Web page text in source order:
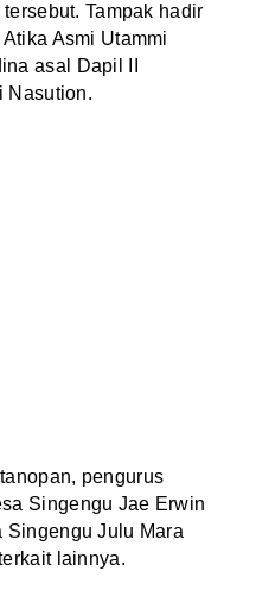
Tampak hadir
Asmi Utammi
asal Dapil II
Nasution.
pengurus
Singengu Jae Erwin
Singengu Julu Mara
lainnya.